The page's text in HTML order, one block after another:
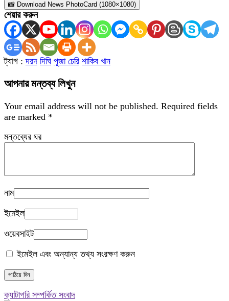
📸 Download News PhotoCard (1080×1080)
শেয়ার করুন
ট্যাগ :দরদ দিঘি পূজা চেরি শাকিব খান
আপনার মন্তব্য লিখুন
Your email address will not be published. Required fields
are marked *
মন্তব্যের ঘর
নাম
ইমেইল
ওয়েবসাইট
ইমেইল এবং অন্যান্য তথ্য সংরক্ষণ করুন
ক্যাটাগরি সম্পর্কিত সংবাদ